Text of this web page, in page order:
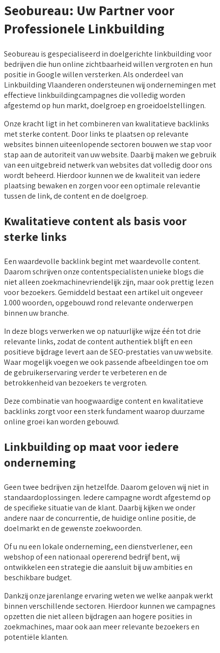
Seobureau: Uw Partner voor
Professionele Linkbuilding
Seobureau is gespecialiseerd in doelgerichte linkbuilding voor
bedrijven die hun online zichtbaarheid willen vergroten en hun
positie in Google willen versterken. Als onderdeel van
Linkbuilding Vlaanderen ondersteunen wij ondernemingen met
effectieve linkbuildingcampagnes die volledig worden
afgestemd op hun markt, doelgroep en groeidoelstellingen.
Onze kracht ligt in het combineren van kwalitatieve backlinks
met sterke content. Door links te plaatsen op relevante
websites binnen uiteenlopende sectoren bouwen we stap voor
stap aan de autoriteit van uw website. Daarbij maken we gebruik
van een uitgebreid netwerk van websites dat volledig door ons
wordt beheerd. Hierdoor kunnen we de kwaliteit van iedere
plaatsing bewaken en zorgen voor een optimale relevantie
tussen de link, de content en de doelgroep.
Kwalitatieve content als basis voor
sterke links
Een waardevolle backlink begint met waardevolle content.
Daarom schrijven onze contentspecialisten unieke blogs die
niet alleen zoekmachinevriendelijk zijn, maar ook prettig lezen
voor bezoekers. Gemiddeld bestaat een artikel uit ongeveer
1.000 woorden, opgebouwd rond relevante onderwerpen
binnen uw branche.
In deze blogs verwerken we op natuurlijke wijze één tot drie
relevante links, zodat de content authentiek blijft en een
positieve bijdrage levert aan de SEO-prestaties van uw website.
Waar mogelijk voegen we ook passende afbeeldingen toe om
de gebruikerservaring verder te verbeteren en de
betrokkenheid van bezoekers te vergroten.
Deze combinatie van hoogwaardige content en kwalitatieve
backlinks zorgt voor een sterk fundament waarop duurzame
online groei kan worden gebouwd.
Linkbuilding op maat voor iedere
onderneming
Geen twee bedrijven zijn hetzelfde. Daarom geloven wij niet in
standaardoplossingen. Iedere campagne wordt afgestemd op
de specifieke situatie van de klant. Daarbij kijken we onder
andere naar de concurrentie, de huidige online positie, de
doelmarkt en de gewenste zoekwoorden.
Of u nu een lokale onderneming, een dienstverlener, een
webshop of een nationaal opererend bedrijf bent, wij
ontwikkelen een strategie die aansluit bij uw ambities en
beschikbare budget.
Dankzij onze jarenlange ervaring weten we welke aanpak werkt
binnen verschillende sectoren. Hierdoor kunnen we campagnes
opzetten die niet alleen bijdragen aan hogere posities in
zoekmachines, maar ook aan meer relevante bezoekers en
potentiële klanten.